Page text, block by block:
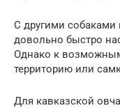
С другими собаками
довольно быстро
Однако к
территорию или
Для кавказской